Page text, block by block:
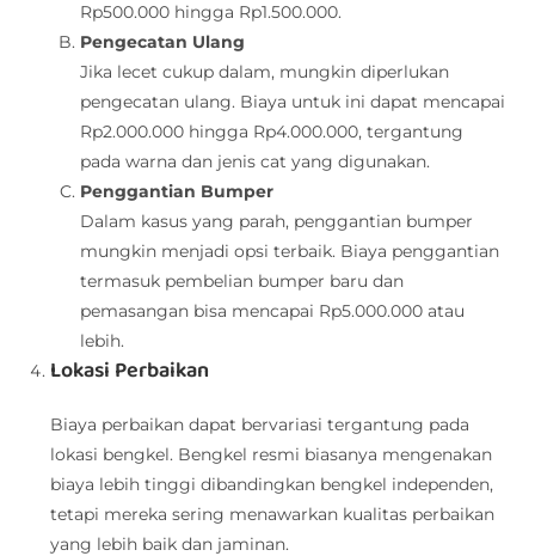
Rp500.000 hingga Rp1.500.000.
Pengecatan Ulang
Jika lecet cukup dalam, mungkin diperlukan
pengecatan ulang. Biaya untuk ini dapat mencapai
Rp2.000.000 hingga Rp4.000.000, tergantung
pada warna dan jenis cat yang digunakan.
Penggantian Bumper
Dalam kasus yang parah, penggantian bumper
mungkin menjadi opsi terbaik. Biaya penggantian
termasuk pembelian bumper baru dan
pemasangan bisa mencapai Rp5.000.000 atau
lebih.
Lokasi Perbaikan
Biaya perbaikan dapat bervariasi tergantung pada
lokasi bengkel. Bengkel resmi biasanya mengenakan
biaya lebih tinggi dibandingkan bengkel independen,
tetapi mereka sering menawarkan kualitas perbaikan
yang lebih baik dan jaminan.